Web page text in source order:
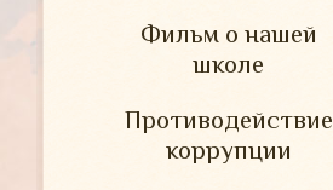
Фильм о нашей
школе
Противодействие
коррупции